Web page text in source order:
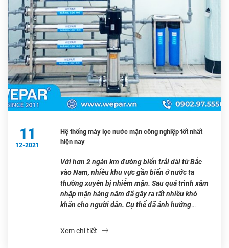
11
12-2021
Hệ thống máy lọc nước mặn công nghiệp tốt nhất
hiện nay
Với hơn 2 ngàn km đường biển trải dài từ Bắc
vào Nam, nhiều khu vực gần biển ở nước ta
thường xuyên bị nhiễm mặn. Sau quá trình xâm
nhập mặn hàng năm đã gây ra rất nhiều khó
khăn cho người dân. Cụ thể đã ảnh hưởng
Xem chi tiết